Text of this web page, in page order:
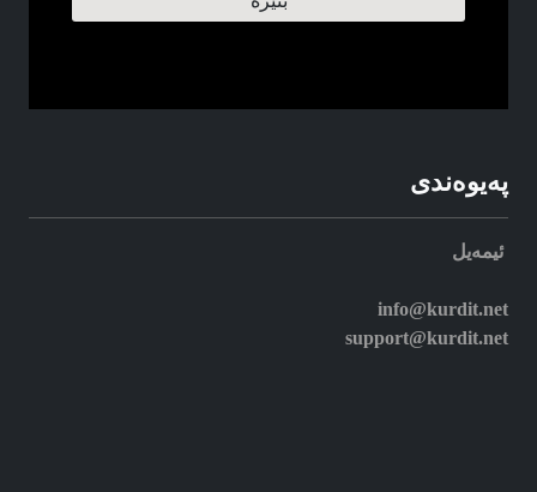
په‌یوه‌ندی
ئیمه‌یل
info@kurdit.net
support@kurdit.net